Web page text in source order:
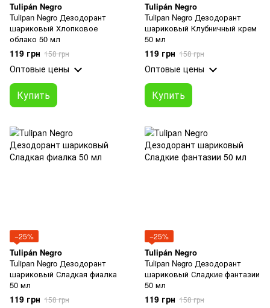
Tulipán Negro
Tulipan Negro Дезодорант
шариковый Хлопковое
облако 50 мл
119 грн 158 грн
Оптовые цены
Купить
Tulipán Negro
Tulipan Negro Дезодорант
шариковый Клубничный крем
50 мл
119 грн 158 грн
Оптовые цены
Купить
−25%
Tulipán Negro
Tulipan Negro Дезодорант
шариковый Сладкая фиалка
50 мл
119 грн 158 грн
−25%
Tulipán Negro
Tulipan Negro Дезодорант
шариковый Сладкие фантазии
50 мл
119 грн 158 грн